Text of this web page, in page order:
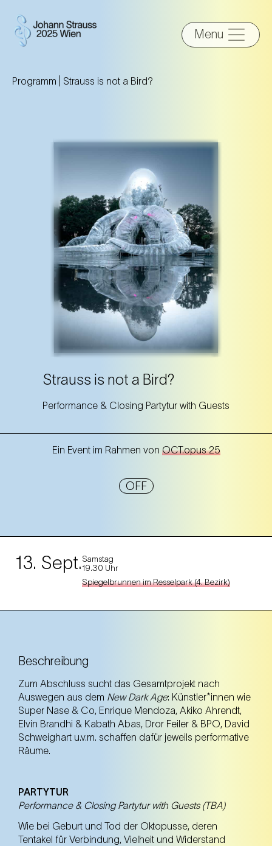
Menu
Programm | Strauss is not a Bird?
Strauss is not a Bird?
Performance & Closing Partytur with Guests
Ein Event im Rahmen von OCT.opus 25
OFF
13. Sept.Samstag
19.30 Uhr
Spiegelbrunnen im Resselpark (4. Bezirk)
Beschreibung
Zum Abschluss sucht das Gesamtprojekt nach
Auswegen aus dem New Dark Age: Künstler*innen wie
Super Nase & Co, Enrique Mendoza, Akiko Ahrendt,
Elvin Brandhi & Kabath Abas, Dror Feiler & BPO, David
Schweighart u.v.m. schaffen dafür jeweils performative
Räume.
PARTYTUR
Performance & Closing Partytur with Guests (TBA)
Wie bei Geburt und Tod der Oktopusse, deren
Tentakel für Verbindung, Vielheit und Widerstand